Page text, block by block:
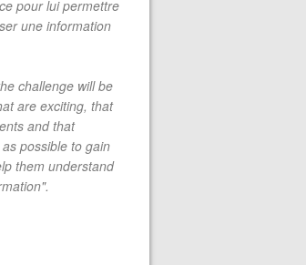
pour lui permettre
une information
challenge will be
are exciting, that
and that
possible to gain
them understand